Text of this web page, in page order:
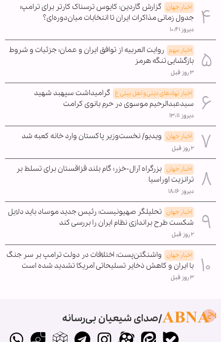
اخبار جهان گزارش گاردین: کابوس ترسناک کارتر برای ترامپ؛
جدول زمانی مذاکرات ایران تا انتخابات میان‌دوره‌ای؟
دیروز ۱۰:۴۱
اخبار مهم روایت العربیه از توافق ایران و عمان؛ جزئیات و شروط
بازگشایی تنگه هرمز
۳ روز قبل
اخبار نهادهای دینی و اهل بیتی ع گرامیداشت سپهبد شهید
سیدعبدالرحیم موسوی در حرم بانوی کرامت
دیروز ۱۳:۱۱
اخبار جهان ویدیو/ نخست‌وزیر پاکستان وارد خانه کعبه شد
۲ روز قبل
اخبار جهان بزرگراه آرال-خزر؛ گام بلند قزاقستان برای تسلط بر
ترانزیت اوراسیا
دیروز ۱۸:۱۶
اخبار جهان تحلیلگر صهیونیست: رئیس جدید موساد باید دلایل
شکست طرح براندازی نظام ایران را بررسی کند
۲ روز قبل
اخبار جهان واشنگتن‌پست: اختلافات در دولت ترامپ بر سر جنگ
با ایران و کاهش ذخایر تسلیحاتی آمریکا تشدید شده است
۳ روز قبل
صدای شیعیان بی‌رسانه